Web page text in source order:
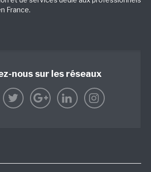
France.
nous sur les réseaux